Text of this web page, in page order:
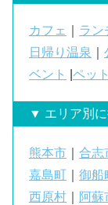
カフェ ラン
日帰り温泉
ベント
ペッ
▼ エリア別
熊本市 合志
嘉島町
御船
西原村
阿蘇